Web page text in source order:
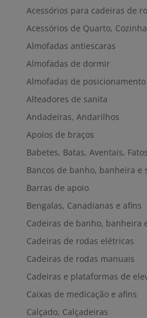
Acessórios para cadeiras de
Acessórios de Quarto,
Almofadas antiescaras
Almofadas de dormir
Almofadas de posicionamento
Alteadores de sanita
Andadeiras, Andarilhos
Apoios de braços
Babetes, Batas, Aventais, Fatos
Bancos de banho, banheira e
Barras de apoio
Bengalas, Canadianas e afins
Cadeiras de banho, banheira
Cadeiras de rodas elétricas
Cadeiras de rodas manuais
Cadeiras e plataformas de
Caixas de medicação e afins
Calçado, Calçadeiras